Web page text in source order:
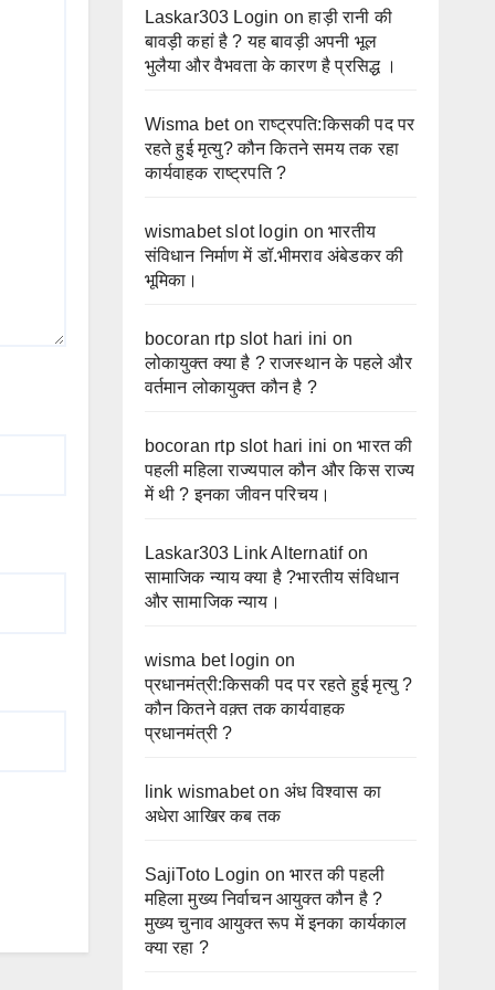
Laskar303 Login onहाड़ी रानी की
बावड़ी कहां है ? यह बावड़ी अपनी भूल
भुलैया और वैभवता के कारण है प्रसिद्ध ।
Wisma betonराष्ट्रपति:किसकी पद पर
रहते हुई मृत्यु? कौन कितने समय तक रहा
कार्यवाहक राष्ट्रपति ?
wismabet slot login onभारतीय
संविधान निर्माण में डॉ.भीमराव अंबेडकर की
भूमिका।
bocoran rtp slot hari ini on
लोकायुक्त क्या है ? राजस्थान के पहले और
वर्तमान लोकायुक्त कौन है ?
bocoran rtp slot hari ini onभारत की
पहली महिला राज्यपाल कौन और किस राज्य
में थी ? इनका जीवन परिचय।
Laskar303 Link Alternatifon
सामाजिक न्याय क्या है ?भारतीय संविधान
और सामाजिक न्याय।
wisma bet login on
प्रधानमंत्री:किसकी पद पर रहते हुई मृत्यु ?
कौन कितने वक़्त तक कार्यवाहक
प्रधानमंत्री ?
link wismabeton अंध विश्वास का
अधेरा आखिर कब तक
SajiToto Login onभारत की पहली
महिला मुख्य निर्वाचन आयुक्त कौन है ?
मुख्य चुनाव आयुक्त रूप में इनका कार्यकाल
क्या रहा ?